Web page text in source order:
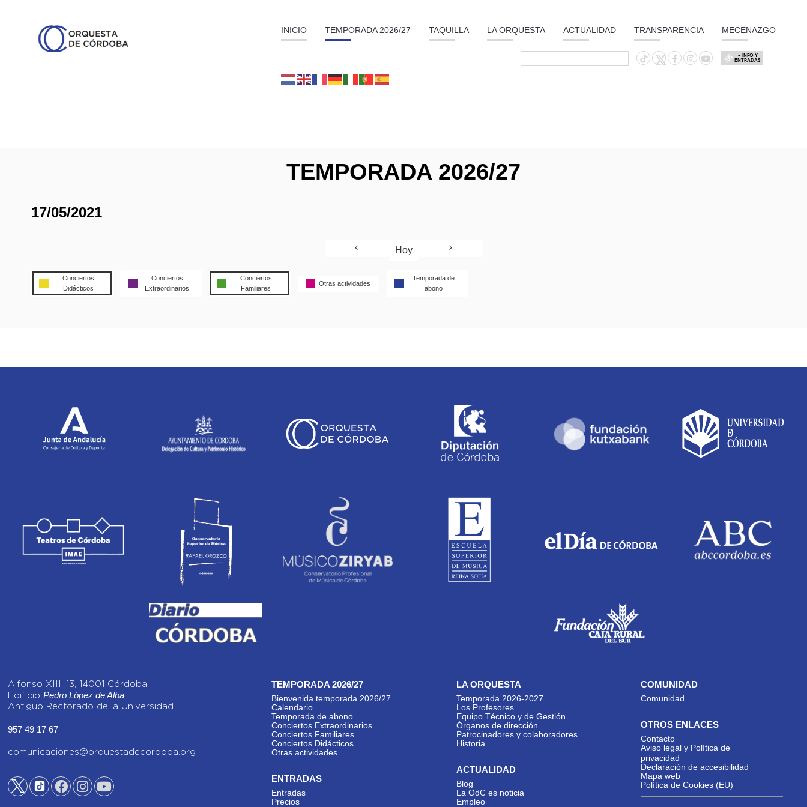
INICIO TEMPORADA 2026/27 TAQUILLA LA ORQUESTA ACTUALIDAD TRANSPARENCIA MECENAZGO
+ INFO Y
ENTRADAS
TEMPORADA 2026/27
17/05/2021
Hoy
Conciertos
Didácticos
Conciertos
Extraordinarios
Conciertos
Familiares
Otras actividades
Temporada de
abono
Alfonso XIII, 13, 14001 Córdoba
Edificio Pedro López de Alba
Antiguo Rectorado de la Universidad
957 49 17 67
comunicaciones@orquestadecordoba.org
TEMPORADA 2026/27
Bienvenida temporada 2026/27
Calendario
Temporada de abono
Conciertos Extraordinarios
Conciertos Familiares
Conciertos Didácticos
Otras actividades
ENTRADAS
Entradas
Precios
LA ORQUESTA
Temporada 2026-2027
Los Profesores
Equipo Técnico y de Gestión
Órganos de dirección
Patrocinadores y colaboradores
Historia
ACTUALIDAD
Blog
La OdC es noticia
Empleo
COMUNIDAD
Comunidad
OTROS ENLACES
Contacto
Aviso legal y Política de
privacidad
Declaración de accesibilidad
Mapa web
Política de Cookies (EU)